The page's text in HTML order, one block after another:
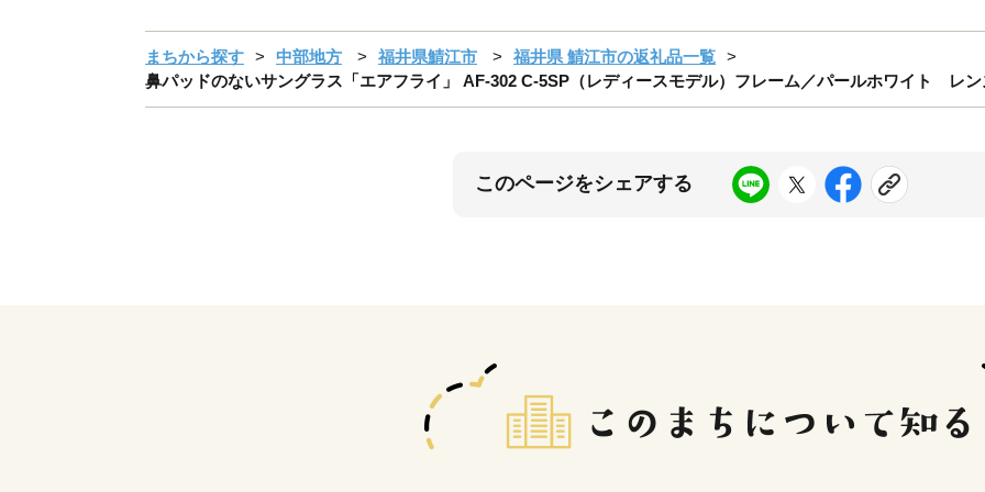
まちから探す 中部地方 福井県鯖江市
福井県 鯖江市の返礼品一覧
鼻パッドのないサングラス「エアフライ」 AF-302 C-5SP（レディースモデル）フレーム／パールホワイト レ
このページをシェアする